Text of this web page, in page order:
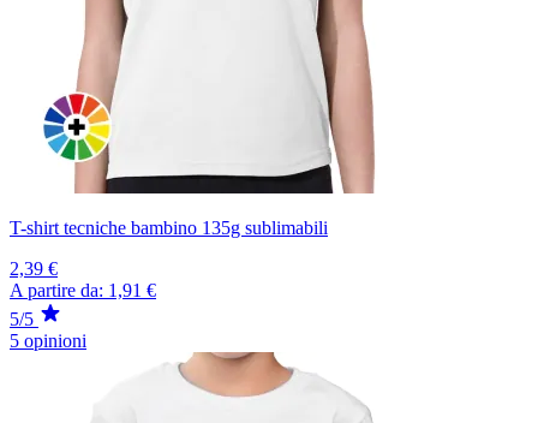
T-shirt tecniche bambino 135g sublimabili
2,39 €
A partire da: 1,91 €
5/5
5 opinioni